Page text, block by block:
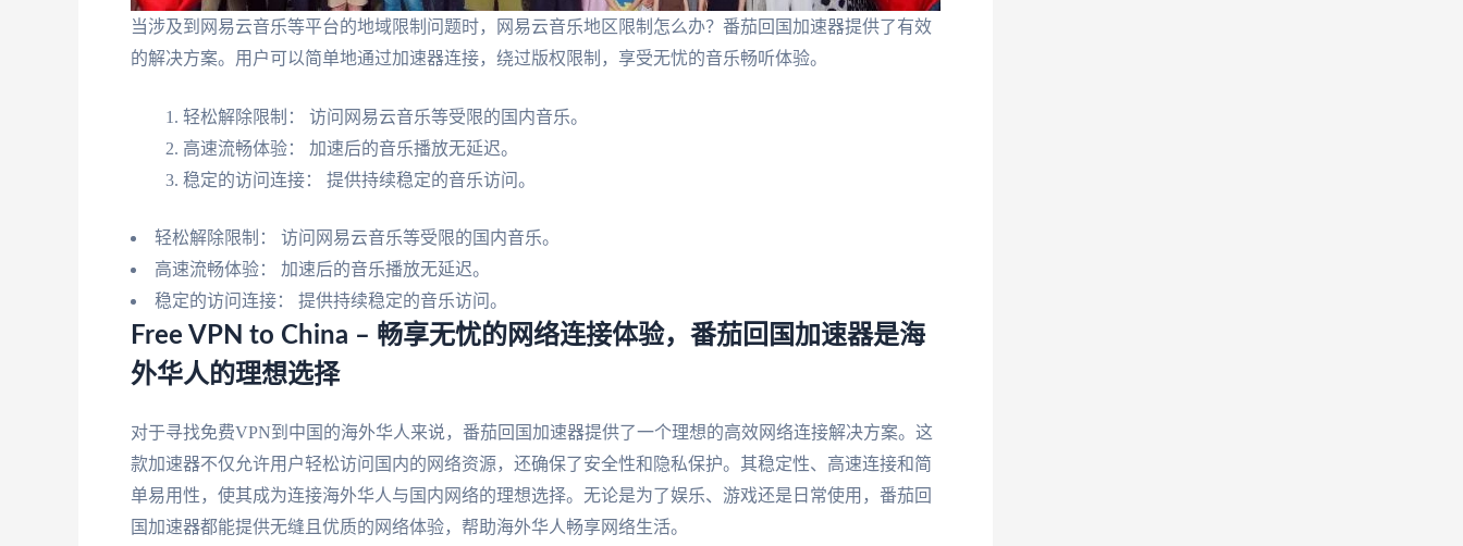
当涉及到网易云音乐等平台的地域限制问题时，网易云音乐地区限制怎么办？番茄回国加速器提供了有效
的解决方案。用户可以简单地通过加速器连接，绕过版权限制，享受无忧的音乐畅听体验。
轻松解除限制： 访问网易云音乐等受限的国内音乐。
高速流畅体验： 加速后的音乐播放无延迟。
稳定的访问连接： 提供持续稳定的音乐访问。
轻松解除限制： 访问网易云音乐等受限的国内音乐。
高速流畅体验： 加速后的音乐播放无延迟。
稳定的访问连接： 提供持续稳定的音乐访问。
Free VPN to China – 畅享无忧的网络连接体验，番茄回国加速器是海
外华人的理想选择
对于寻找免费VPN到中国的海外华人来说，番茄回国加速器提供了一个理想的高效网络连接解决方案。这
款加速器不仅允许用户轻松访问国内的网络资源，还确保了安全性和隐私保护。其稳定性、高速连接和简
单易用性，使其成为连接海外华人与国内网络的理想选择。无论是为了娱乐、游戏还是日常使用，番茄回
国加速器都能提供无缝且优质的网络体验，帮助海外华人畅享网络生活。